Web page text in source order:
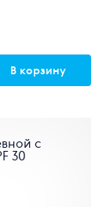
В корзину